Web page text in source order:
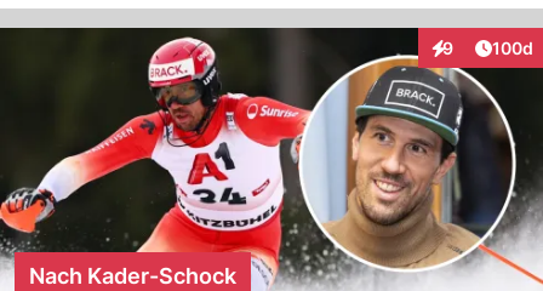
9
Interaktionen
100d
Nach Kader-Schock